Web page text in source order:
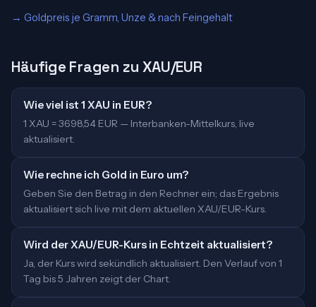
→ Goldpreis je Gramm, Unze & nach Feingehalt
Häufige Fragen zu XAU/EUR
Wie viel ist 1 XAU in EUR?
1 XAU = 3698,54 EUR — Interbanken-Mittelkurs, live
aktualisiert.
Wie rechne ich Gold in Euro um?
Geben Sie den Betrag in den Rechner ein; das Ergebnis
aktualisiert sich live mit dem aktuellen XAU/EUR-Kurs.
Wird der XAU/EUR-Kurs in Echtzeit aktualisiert?
Ja, der Kurs wird sekündlich aktualisiert. Den Verlauf von 1
Tag bis 5 Jahren zeigt der Chart.